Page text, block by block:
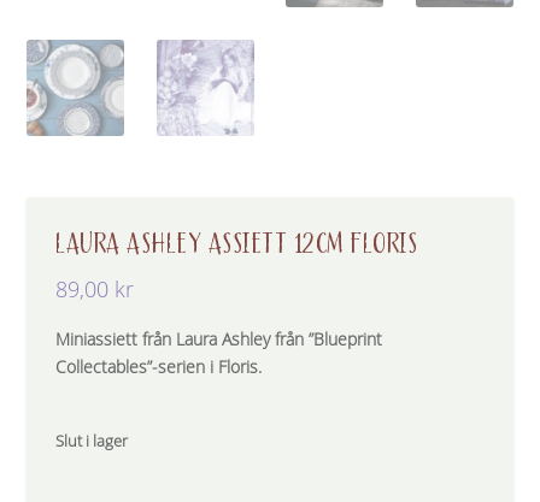
LAURA ASHLEY ASSIETT 12CM FLORIS
89,00 kr
Miniassiett från Laura Ashley från ”Blueprint
Collectables”-serien i Floris.
Slut i lager